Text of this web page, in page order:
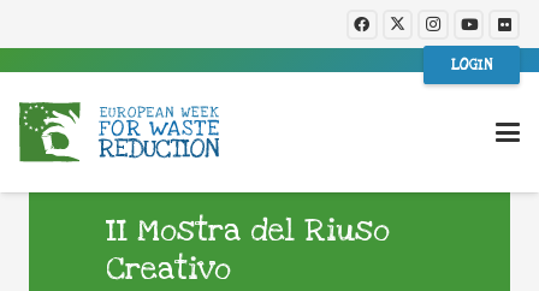
LOGIN
II Mostra del Riuso
Creativo